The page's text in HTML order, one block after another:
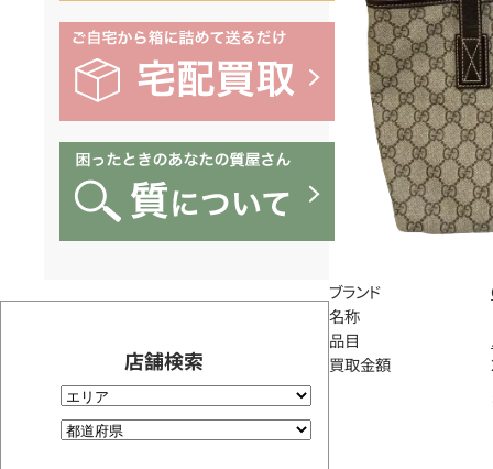
店舗検索
ブランド
名称
品目
買取金額